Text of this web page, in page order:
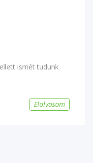
ismét tudunk
Elolvasom